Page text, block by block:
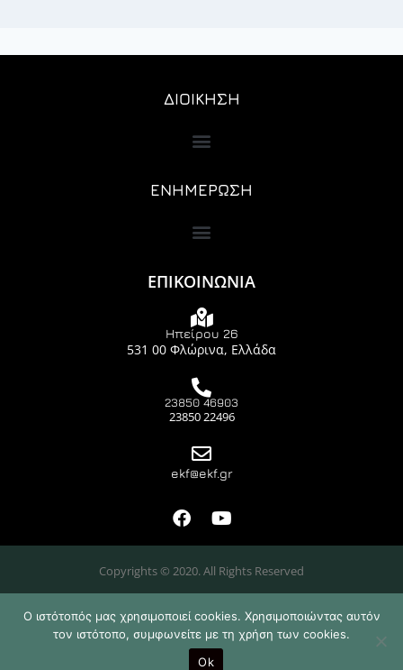
ΔΙΟΙΚΗΣΗ
ΕΝΗΜΕΡΩΣΗ
ΕΠΙΚΟΙΝΩΝΙΑ
Ηπείρου 26
531 00 Φλώρινα, Ελλάδα
23850 46903
23850 22496
ekf@ekf.gr
Copyrights © 2020. All Rights Reserved
Design & Developed by
Ο ιστότοπός μας χρησιμοποιεί cookies. Χρησιμοποιώντας αυτόν
τον ιστότοπο, συμφωνείτε με τη χρήση των cookies.
Ok